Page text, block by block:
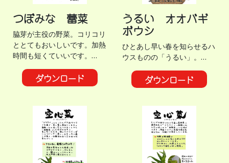
つぼみな 蕾菜
脇芽が主役の野菜。コリコリ
ととてもおいしいです。加熱
時間も短くていいです。…
ダウンロード
うるい オオバギ
ボウシ
ひとあし早い春を知らせるハ
ウスものの「うるい」。…
ダウンロード